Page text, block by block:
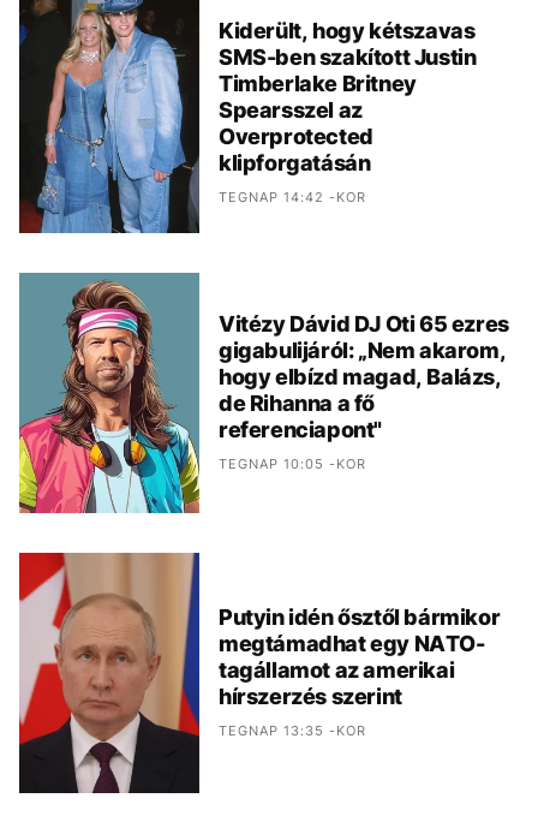
Kiderült, hogy kétszavas
SMS-ben szakított Justin
Timberlake Britney
Spearsszel az
Overprotected
klipforgatásán
TEGNAP 14:42 -KOR
Vitézy Dávid DJ Oti 65 ezres
gigabulijáról: „Nem akarom,
hogy elbízd magad, Balázs,
de Rihanna a fő
referenciapont"
TEGNAP 10:05 -KOR
Putyin idén ősztől bármikor
megtámadhat egy NATO-
tagállamot az amerikai
hírszerzés szerint
TEGNAP 13:35 -KOR